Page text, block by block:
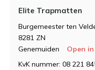
Elite Trapmatten
Burgemeester ten
8281 ZN
Genemuiden
Open
KvK nummer: 08 221